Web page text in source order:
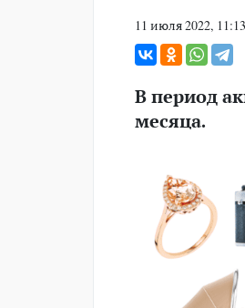
11 июля 2022, 11:13
В период
месяца.